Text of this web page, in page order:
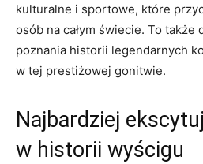
kulturalne i sportowe, które
osób na całym ‍świecie. To także⁤
poznania historii legendarnych
w tej prestiżowej ⁢gonitwie.
Najbardziej
w historii wyścigu